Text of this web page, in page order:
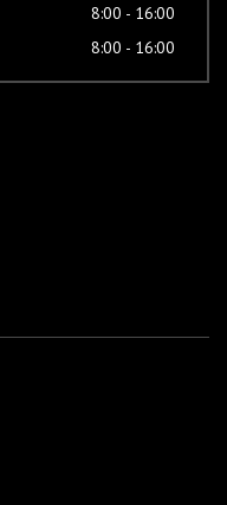
8:00 - 16:00
8:00 - 16:00